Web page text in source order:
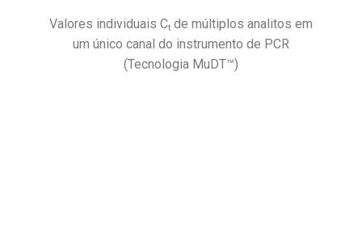
Valores individuais Ct de múltiplos analitos em
um único canal do instrumento de PCR
(Tecnologia MuDT™)